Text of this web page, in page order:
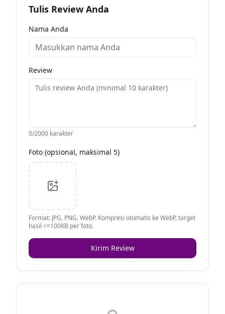
Tulis Review Anda
Nama Anda
Review
0/2000 karakter
Foto (opsional, maksimal 5)
Format: JPG, PNG, WebP. Kompresi otomatis ke WebP, target
hasil <=100KB per foto.
Kirim Review